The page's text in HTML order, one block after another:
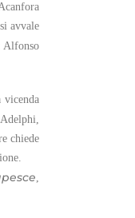
avvale
Alfonso
vicenda
chiede
,